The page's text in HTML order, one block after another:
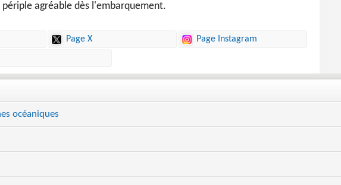
agréable dès l'embarquement.
Page X
Page Instagram
océaniques